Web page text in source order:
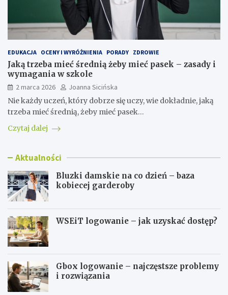
EDUKACJA OCENY I WYRÓŻNIENIA PORADY ZDROWIE
Jaką trzeba mieć średnią żeby mieć pasek – zasady i
wymagania w szkole
2 marca 2026
Joanna Sicińska
Nie każdy uczeń, który dobrze się uczy, wie dokładnie, jaką
trzeba mieć średnią, żeby mieć pasek…
Czytaj dalej
Aktualności
Bluzki damskie na co dzień – baza
kobiecej garderoby
WSEiT logowanie – jak uzyskać dostęp?
Gbox logowanie – najczęstsze problemy
i rozwiązania